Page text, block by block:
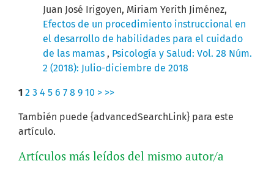
Juan José Irigoyen, Miriam Yerith Jiménez,
Efectos de un procedimiento instruccional en
el desarrollo de habilidades para el cuidado
de las mamas , Psicología y Salud: Vol. 28 Núm.
2 (2018): Julio-diciembre de 2018
1 2 3 4 5 6 7 8 9 10 > >>
También puede {advancedSearchLink} para este
artículo.
Artículos más leídos del mismo autor/a